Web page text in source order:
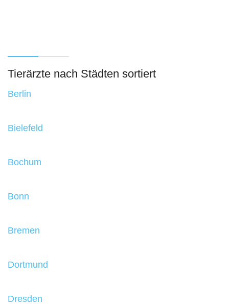
Tierärzte nach Städten sortiert
Berlin
Bielefeld
Bochum
Bonn
Bremen
Dortmund
Dresden